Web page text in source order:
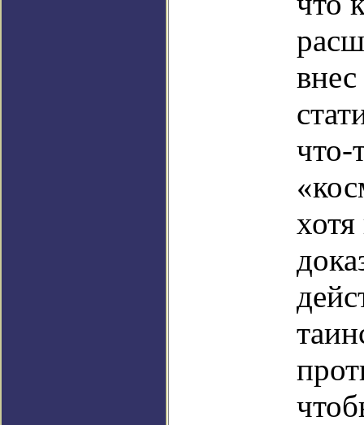
что-